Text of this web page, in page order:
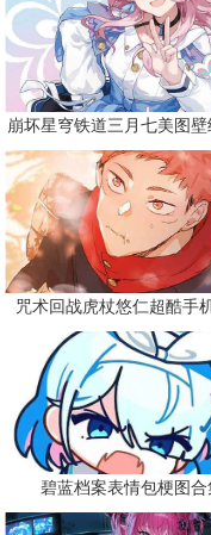
崩坏星穹铁道三月七美图
咒术回战虎杖悠仁超酷手
碧蓝档案表情包梗图合